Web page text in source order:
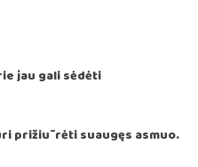
jau gali sėdėti
prižiūrėti suaugęs asmuo.